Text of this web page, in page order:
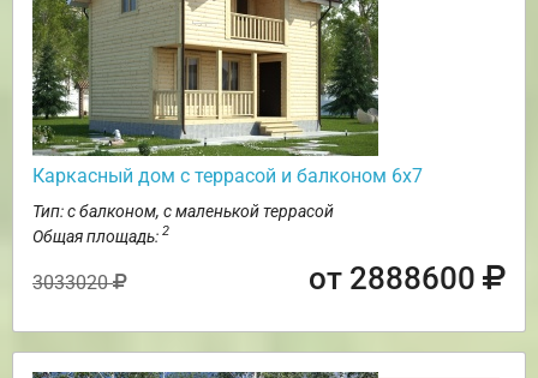
Каркасный дом с террасой и балконом 6х7
Тип: с балконом, с маленькой террасой
Общая площадь: 2
3033020 от 2888600